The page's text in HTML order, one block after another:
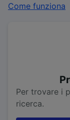
Come funziona
Per trovare i
ricerca.